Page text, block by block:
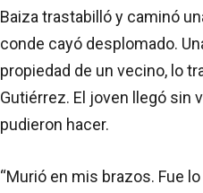
Baiza trastabilló y caminó
conde cayó desplomado.
propiedad de un vecino, lo
Gutiérrez. El joven llegó sin
pudieron hacer.
“Murió en mis brazos. Fue